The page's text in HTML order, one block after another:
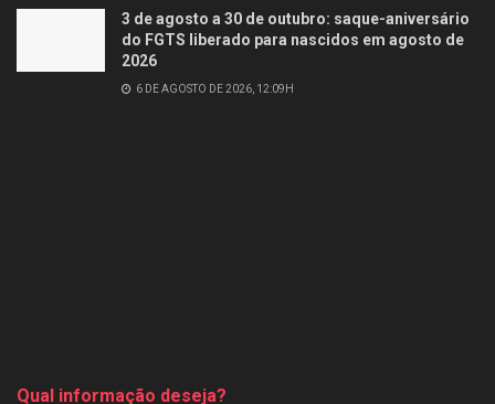
3 de agosto a 30 de outubro: saque-aniversário
do FGTS liberado para nascidos em agosto de
2026
6 DE AGOSTO DE 2026, 12:09H
Qual informação deseja?